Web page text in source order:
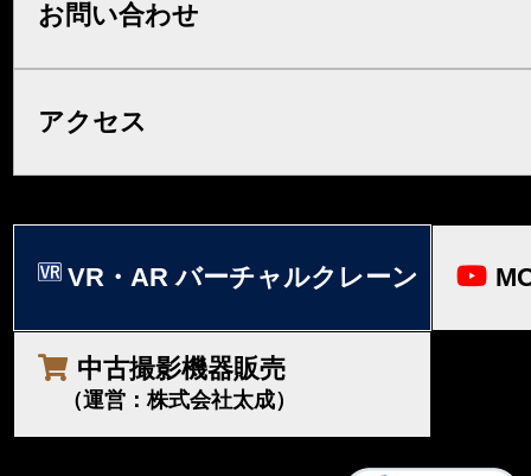
お問い合わせ
アクセス
VR・AR バーチャルクレーン
中古撮影機器販売
（運営：株式会社太成）